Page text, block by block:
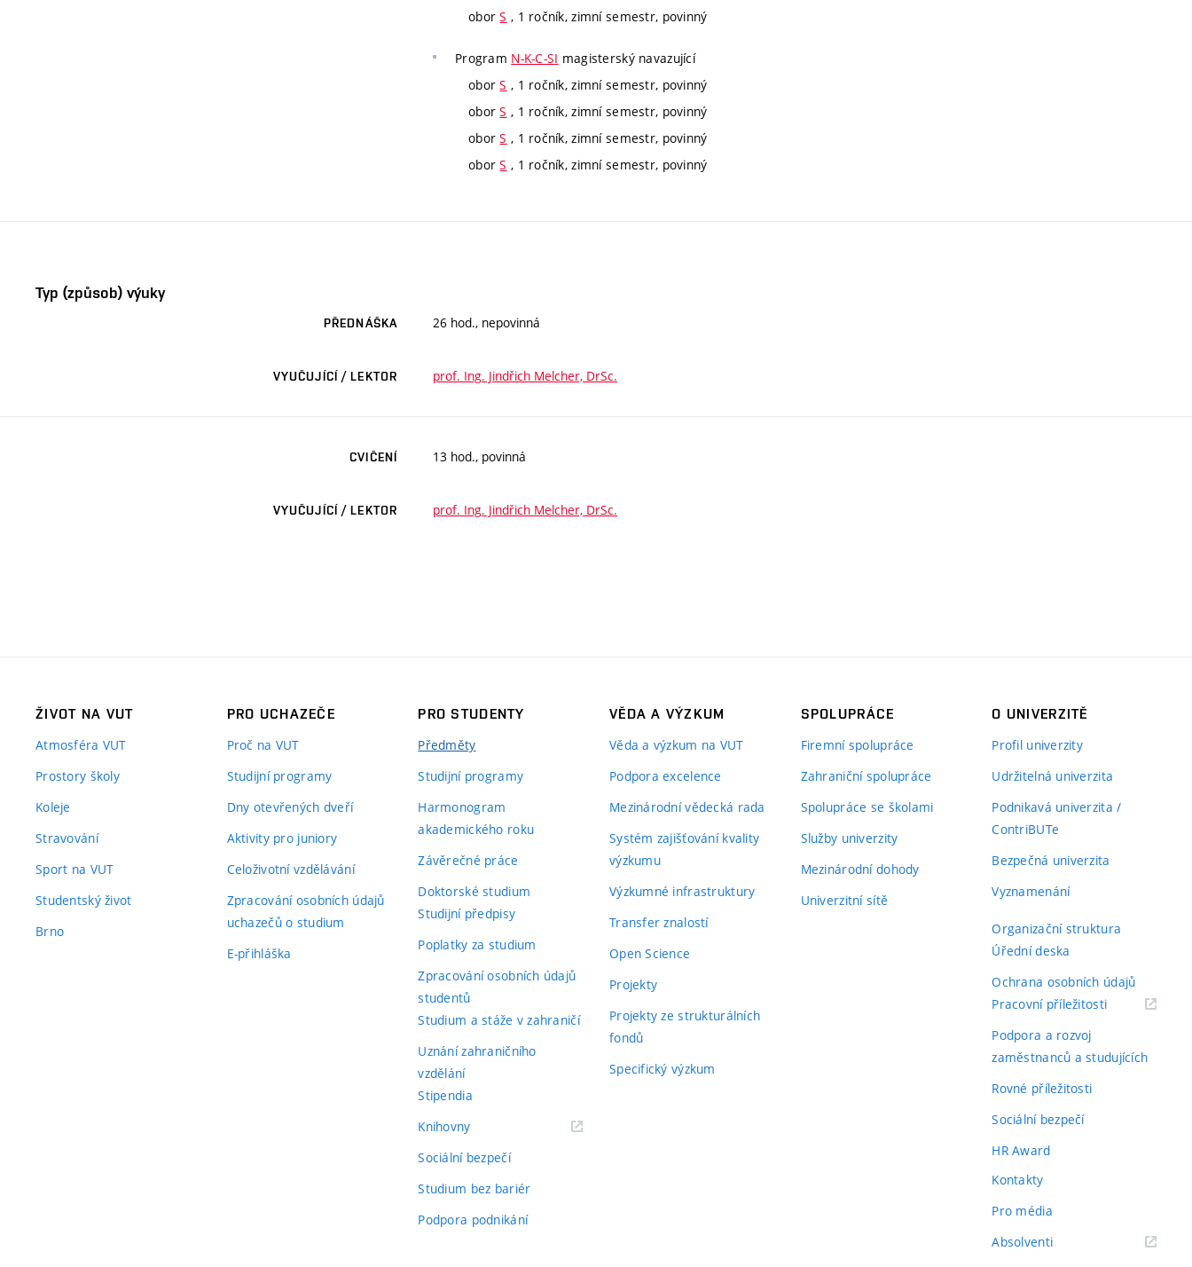
oborS , 1 ročník, zimní semestr, povinný
Program N-K-C-SI magisterský navazující
oborS , 1 ročník, zimní semestr, povinný
oborS , 1 ročník, zimní semestr, povinný
oborS , 1 ročník, zimní semestr, povinný
oborS , 1 ročník, zimní semestr, povinný
Typ (způsob) výuky
PŘEDNÁŠKA 26 hod., nepovinná
VYUČUJÍCÍ / LEKTOR prof. Ing. Jindřich Melcher, DrSc.
CVIČENÍ 13 hod., povinná
VYUČUJÍCÍ / LEKTOR prof. Ing. Jindřich Melcher, DrSc.
ŽIVOT NA VUT
Atmosféra VUT
Prostory školy
Koleje
Stravování
Sport na VUT
Studentský život
Brno
PRO UCHAZEČE
Proč na VUT
Studijní programy
Dny otevřených dveří
Aktivity pro juniory
Celoživotní vzdělávání
Zpracování osobních údajů
uchazečů o studium
E-přihláška
PRO STUDENTY
Předměty
Studijní programy
Harmonogram
akademického roku
Závěrečné práce
Doktorské studium
Studijní předpisy
Poplatky za studium
Zpracování osobních údajů
studentů
Studium a stáže v zahraničí
Uznání zahraničního
vzdělání
Stipendia
Knihovny(externí
Sociální bezpečí
Studium bez bariér
Podpora podnikání
VĚDA A VÝZKUM
Věda a výzkum na VUT
Podpora excelence
Mezinárodní vědecká rada
Systém zajišťování kvality
výzkumu
Výzkumné infrastruktury
Transfer znalostí
Open Science
Projekty
Projekty ze strukturálních
fondů
Specifický výzkum
SPOLUPRÁCE
Firemní spolupráce
Zahraniční spolupráce
Spolupráce se školami
Služby univerzity
Mezinárodní dohody
Univerzitní sítě
O UNIVERZITĚ
Profil univerzity
Udržitelná univerzita
Podnikavá univerzita /
ContriBUTe
Bezpečná univerzita
Vyznamenání
Organizační struktura
Úřední deska
Ochrana osobních údajů
Pracovní příležitosti(externí
Podpora a rozvoj
zaměstnanců a studujících
Rovné příležitosti
Sociální bezpečí
HR Award
Kontakty
Pro média
Absolventi(externí